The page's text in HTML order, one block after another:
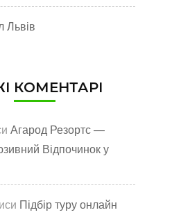
Львів
КОМЕНТАРІ
Агарод Резортс —
Відпочинок у
Підбір туру онлайн